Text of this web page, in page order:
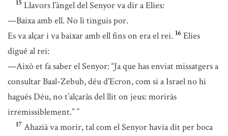
15 Llavors l’àngel del Senyor va dir a Elies:
—Baixa amb ell. No li tinguis por.
Es va alçar i va baixar amb ell fins on era el rei. 16 Elies
digué al rei:
—Això et fa saber el Senyor: “Ja que has enviat missatgers a
consultar Baal-Zebub, déu d’Ecron, com si a Israel no hi
hagués Déu, no t’alçaràs del llit on jeus: moriràs
irremissiblement.” *
17 Ahazià va morir, tal com el Senyor havia dit per boca